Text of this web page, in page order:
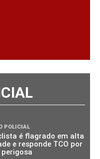
POLICIAL
é flagrado em alta
e responde TCO por